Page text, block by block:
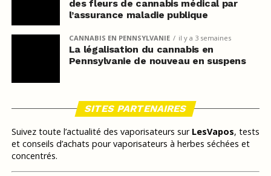
des fleurs de cannabis médical par
l’assurance maladie publique
CANNABIS EN PENNSYLVANIE il y a 3 semaines
La légalisation du cannabis en
Pennsylvanie de nouveau en suspens
SITES PARTENAIRES
Suivez toute l’actualité des vaporisateurs sur LesVapos, tests
et conseils d’achats pour vaporisateurs à herbes séchées et
concentrés.